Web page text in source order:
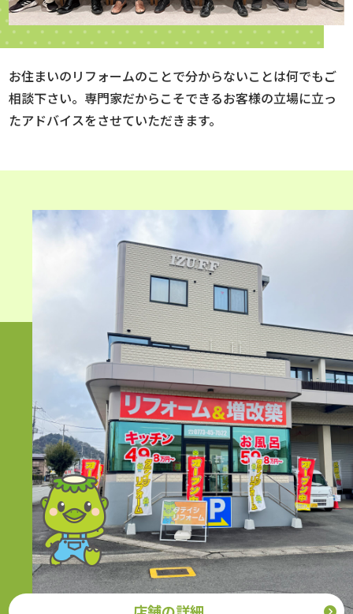
お住まいのリフォームのことで分からないことは何でもご
相談下さい。専門家だからこそできるお客様の立場に立っ
たアドバイスをさせていただきます。
タテイシリフォーム
〒620-0061 京都府福知山市荒河東町56番地
営業時間 9:30～17:30（水曜日定休）
0773-45-7522